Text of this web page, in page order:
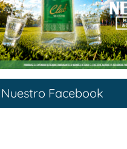
Nuestro Facebook